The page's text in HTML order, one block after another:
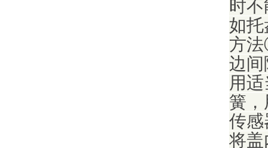
时
如
方
边间
用
簧
传感
将